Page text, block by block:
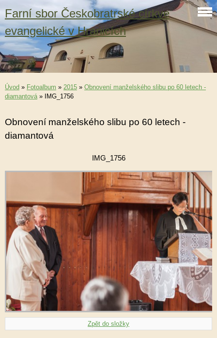
Farní sbor Českobratrské církve
evangelické v Hranicích
Úvod » Fotoalbum » 2015 » Obnovení manželského slibu po 60 letech -
diamantová» IMG_1756
Obnovení manželského slibu po 60 letech -
diamantová
IMG_1756
Zpět do složky